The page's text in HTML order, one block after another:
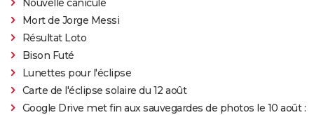
Nouvelle canicule
Mort de Jorge Messi
Résultat Loto
Bison Futé
Lunettes pour l'éclipse
Carte de l'éclipse solaire du 12 août
Google Drive met fin aux sauvegardes de photos le 10 août :